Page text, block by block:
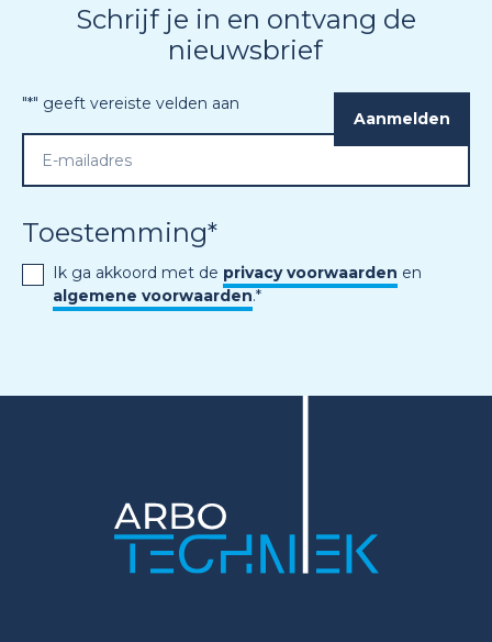
Schrijf je in en ontvang de
nieuwsbrief
"*" geeft vereiste velden aan
Toestemming*
Ik ga akkoord met de privacy voorwaarden en
algemene voorwaarden.*